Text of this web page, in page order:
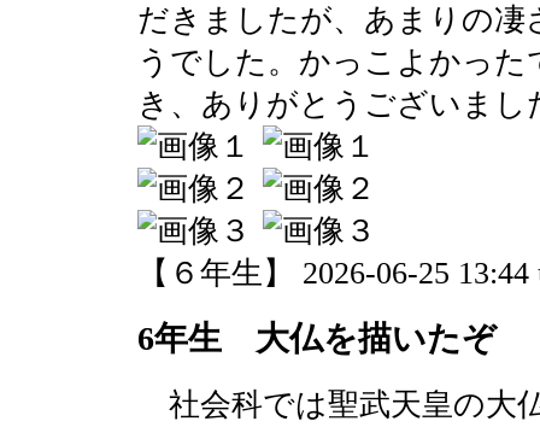
だきましたが、あまりの
うでした。かっこよかっ
き、ありがとうございまし
【６年生】 2026-06-25 13:44
6年生 大仏を描いたぞ
社会科では聖武天皇の大